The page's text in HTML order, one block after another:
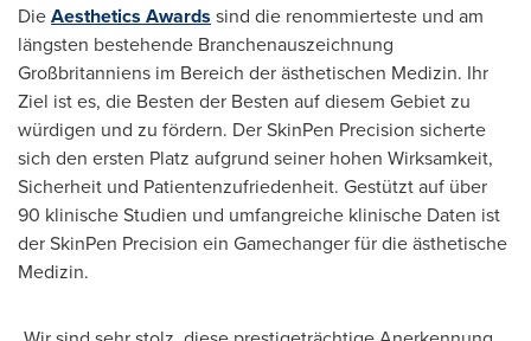
DieAesthetics Awards sind die renommierteste und am
längsten bestehende Branchenauszeichnung
Großbritanniens im Bereich der ästhetischen Medizin. Ihr
Ziel ist es, die Besten der Besten auf diesem Gebiet zu
würdigen und zu fördern. Der SkinPen Precision sicherte
sich den ersten Platz aufgrund seiner hohen Wirksamkeit,
Sicherheit und Patientenzufriedenheit. Gestützt auf über
90 klinische Studien und umfangreiche klinische Daten ist
der SkinPen Precision ein Gamechanger für die ästhetische
Medizin.